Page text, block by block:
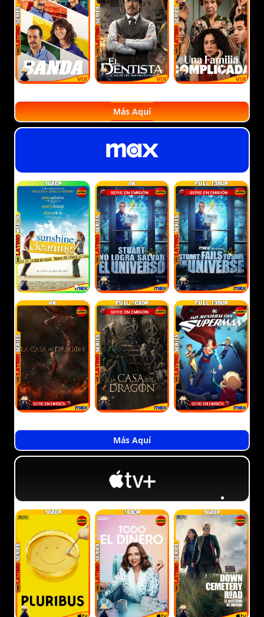
Más Aquí
Más Aquí